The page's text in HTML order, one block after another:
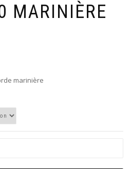
MARINIÈRE
marinière